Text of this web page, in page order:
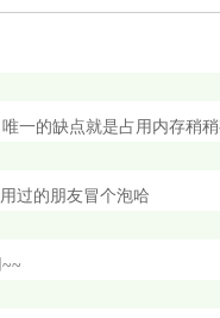
一的缺点就是占用内存稍
过的朋友冒个泡哈